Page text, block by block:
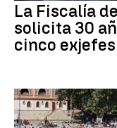
La Fiscalía
solicita 30
cinco exjefes